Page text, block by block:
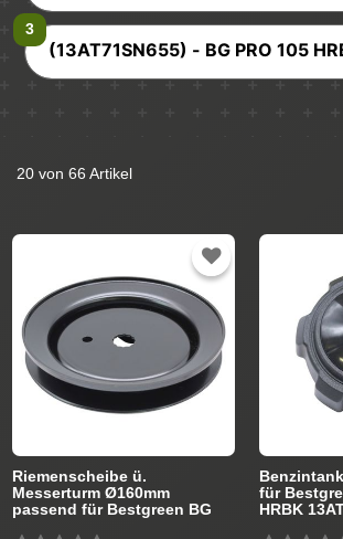
(13AT71SN655) - BG PRO 105
20 von 66 Artikel
Riemenscheibe ü.
Messerturm Ø160mm
passend für Bestgreen BG
für
HRBK